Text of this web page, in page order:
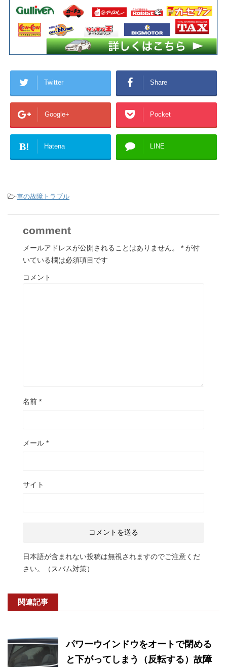
Twitter Share
Google+ Pocket
B! Hatena LINE
-車の故障トラブル
comment
メールアドレスが公開されることはありません。 * が付
いている欄は必須項目です
コメント
名前 *
メール *
サイト
日本語が含まれない投稿は無視されますのでご注意くだ
さい。（スパム対策）
関連記事
パワーウインドウをオートで閉める
と下がってしまう（反転する）故障